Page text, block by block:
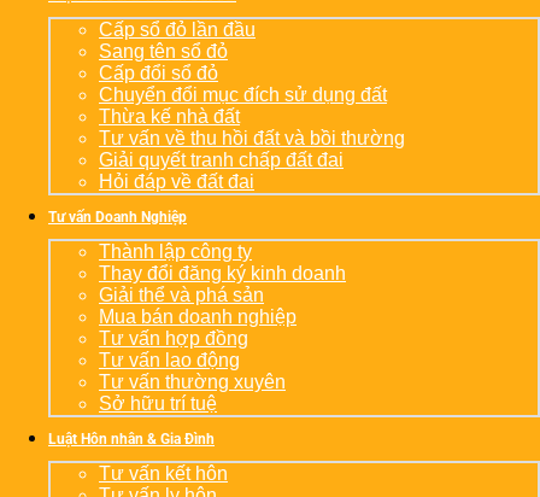
Cấp sổ đỏ lần đầu
Sang tên sổ đỏ
Cấp đổi sổ đỏ
Chuyển đổi mục đích sử dụng đất
Thừa kế nhà đất
Tư vấn về thu hồi đất và bồi thường
Giải quyết tranh chấp đất đai
Hỏi đáp về đất đai
Tư vấn Doanh Nghiệp
Thành lập công ty
Thay đổi đăng ký kinh doanh
Giải thể và phá sản
Mua bán doanh nghiệp
Tư vấn hợp đồng
Tư vấn lao động
Tư vấn thường xuyên
Sở hữu trí tuệ
Luật Hôn nhân & Gia Đình
Tư vấn kết hôn